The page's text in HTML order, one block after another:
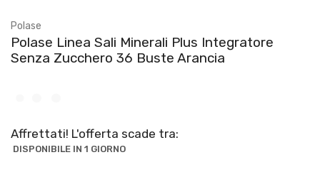
Polase
Polase Linea Sali Minerali Plus Integratore
Senza Zucchero 36 Buste Arancia
Affrettati! L'offerta scade tra:
DISPONIBILE IN 1 GIORNO